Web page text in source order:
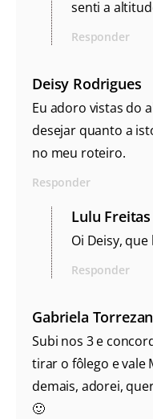
senti a
Responder
Deisy Rodrigues
Eu adoro vistas do
desejar quanto a
no meu roteiro.
Responder
Lulu Freitas
Oi Deisy,
Responder
Gabriela
Subi nos 3 e
tirar o fôlego e vale
demais, adorei,
🙂